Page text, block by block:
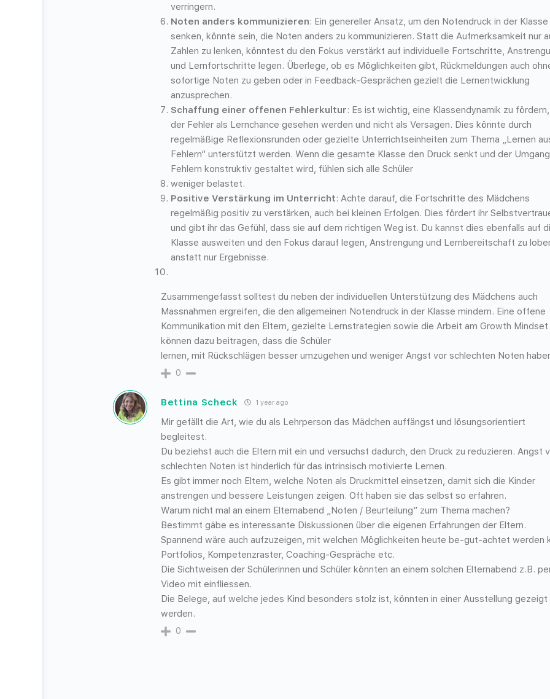
verringern.
Noten anders kommunizieren: Ein genereller Ansatz, um den Notendruck in der Klasse
senken, könnte sein, die Noten anders zu kommunizieren. Statt die Aufmerksamkeit nur
Zahlen zu lenken, könntest du den Fokus verstärkt auf individuelle Fortschritte,
und Lernfortschritte legen. Überlege, ob es Möglichkeiten gibt, Rückmeldungen auch
sofortige Noten zu geben oder in Feedback-Gesprächen gezielt die Lernentwicklung
anzusprechen.
Schaffung einer offenen Fehlerkultur: Es ist wichtig, eine Klassendynamik zu
der Fehler als Lernchance gesehen werden und nicht als Versagen. Dies könnte durch
regelmäßige Reflexionsrunden oder gezielte Unterrichtseinheiten zum Thema „Lernen
Fehlern“ unterstützt werden. Wenn die gesamte Klasse den Druck senkt und der
Fehlern konstruktiv gestaltet wird, fühlen sich alle Schüler
weniger belastet.
Positive Verstärkung im Unterricht: Achte darauf, die Fortschritte des Mädchens
regelmäßig positiv zu verstärken, auch bei kleinen Erfolgen. Dies fördert ihr
und gibt ihr das Gefühl, dass sie auf dem richtigen Weg ist. Du kannst dies ebenfalls auf
Klasse ausweiten und den Fokus darauf legen, Anstrengung und Lernbereitschaft zu
anstatt nur Ergebnisse.
Zusammengefasst solltest du neben der individuellen Unterstützung des Mädchens auch
Massnahmen ergreifen, die den allgemeinen Notendruck in der Klasse mindern. Eine offene
Kommunikation mit den Eltern, gezielte Lernstrategien sowie die Arbeit am Growth Mindset
können dazu beitragen, dass die Schüler
lernen, mit Rückschlägen besser umzugehen und weniger Angst vor schlechten Noten
0
Bettina Scheck 1 year ago
Mir gefällt die Art, wie du als Lehrperson das Mädchen auffängst und lösungsorientiert
begleitest.
Du beziehst auch die Eltern mit ein und versuchst dadurch, den Druck zu reduzieren. Angst
schlechten Noten ist hinderlich für das intrinsisch motivierte Lernen.
Es gibt immer noch Eltern, welche Noten als Druckmittel einsetzen, damit sich die Kinder
anstrengen und bessere Leistungen zeigen. Oft haben sie das selbst so erfahren.
Warum nicht mal an einem Elternabend „Noten / Beurteilung“ zum Thema machen?
Bestimmt gäbe es interessante Diskussionen über die eigenen Erfahrungen der Eltern.
Spannend wäre auch aufzuzeigen, mit welchen Möglichkeiten heute be-gut-achtet werden
Portfolios, Kompetenzraster, Coaching-Gespräche etc.
Die Sichtweisen der Schülerinnen und Schüler könnten an einem solchen Elternabend z.B.
Video mit einfliessen.
Die Belege, auf welche jedes Kind besonders stolz ist, könnten in einer Ausstellung gezeigt
werden.
0